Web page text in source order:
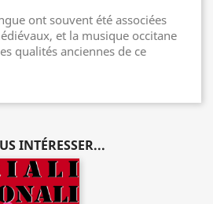
ont souvent été associées
et la musique occitane
qualités anciennes de ce
INTÉRESSER...